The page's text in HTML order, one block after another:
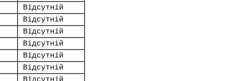
Відсутній
Відсутній
Відсутній
Відсутній
Відсутній
Відсутній